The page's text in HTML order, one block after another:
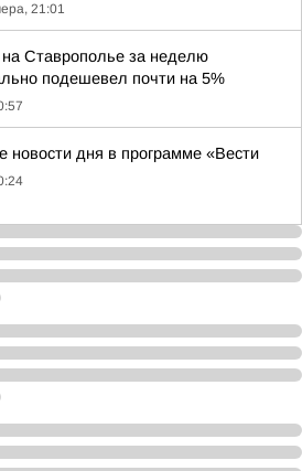
21:01
на Ставрополье за неделю
подешевел почти на 5%
новости дня в программе «Вести